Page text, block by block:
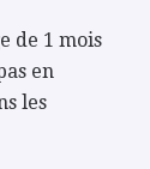
de 1 mois
en
les